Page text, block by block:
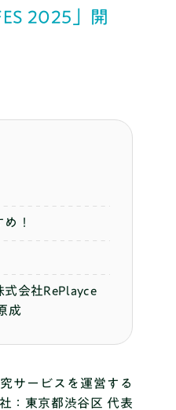
2025」開
！
会社RePlayce
成
サービスを運営する
：東京都渋谷区 代表